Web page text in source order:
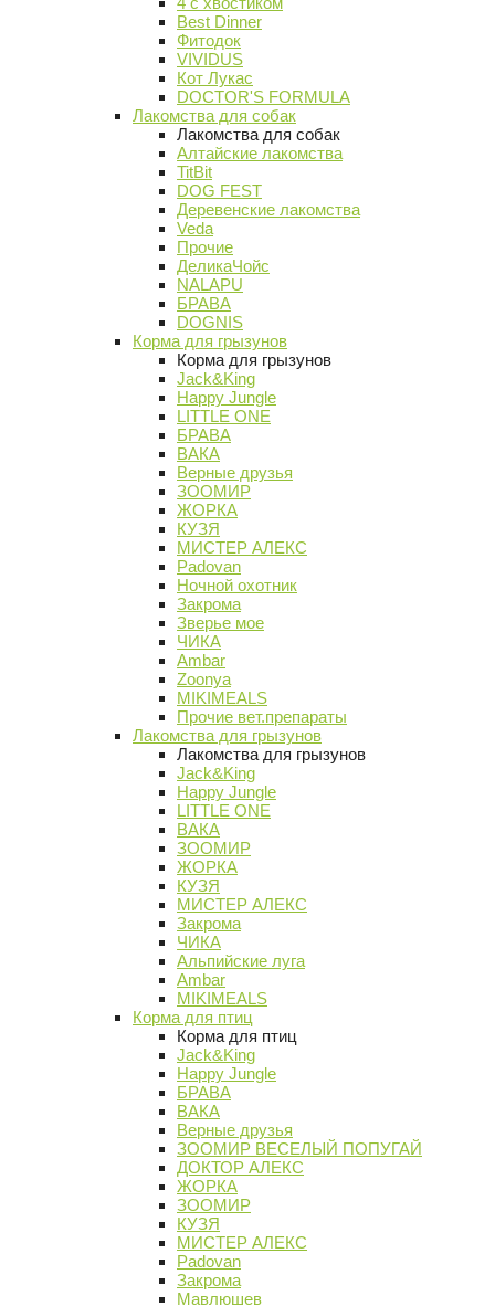
Best Dinner
Фитодок
VIVIDUS
Кот Лукас
DOCTOR'S FORMULA
Лакомства для собак
Лакомства для собак
Алтайские лакомства
TitBit
DOG FEST
Деревенские лакомства
Veda
Прочие
ДеликаЧойс
NALAPU
БРАВА
DOGNIS
Корма для грызунов
Корма для грызунов
Jack&King
Happy Jungle
LITTLE ONE
БРАВА
ВАКА
Верные друзья
ЗООМИР
ЖОРКА
КУЗЯ
МИСТЕР АЛЕКС
Padovan
Ночной охотник
Закрома
Зверье мое
ЧИКА
Ambar
Zoonya
MIKIMEALS
Прочие вет.препараты
Лакомства для грызунов
Лакомства для грызунов
Jack&King
Happy Jungle
LITTLE ONE
ВАКА
ЗООМИР
ЖОРКА
КУЗЯ
МИСТЕР АЛЕКС
Закрома
ЧИКА
Альпийские луга
Ambar
MIKIMEALS
Корма для птиц
Корма для птиц
Jack&King
Happy Jungle
БРАВА
ВАКА
Верные друзья
ЗООМИР ВЕСЕЛЫЙ ПОПУГАЙ
ДОКТОР АЛЕКС
ЖОРКА
ЗООМИР
КУЗЯ
МИСТЕР АЛЕКС
Padovan
Закрома
Мавлюшев